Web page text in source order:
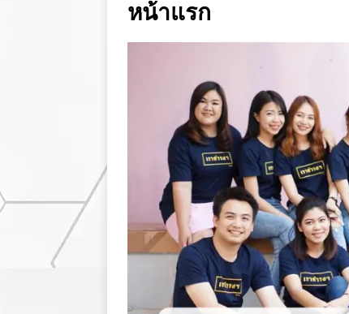
ผลงานล่าสุด
[ 8 กรกฎาคม 2026 ]
ผลงานล่าสุด
หน้าแรก